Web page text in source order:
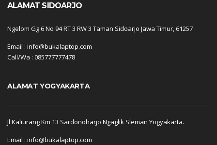
ALAMAT SIDOARJO
Ngelom Gg 6 No 94 RT 3 RW 3 Taman Sidoarjo Jawa Timur, 61257
Email : info@bukalaptop.com
Call/Wa : 085777777478
ALAMAT YOGYAKARTA
Jl Kaliurang Km 13 Sardonoharjo Ngaglik Sleman Yogyakarta.
Email : info@bukalaptop.com